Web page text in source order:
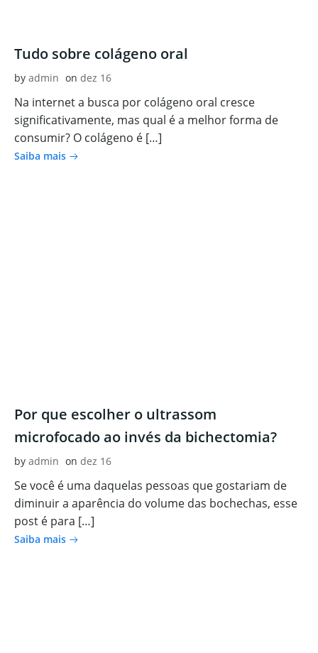
Tudo sobre colágeno oral
by admin on dez 16
Na internet a busca por colágeno oral cresce
significativamente, mas qual é a melhor forma de
consumir? O colágeno é […]
Saiba mais
Por que escolher o ultrassom
microfocado ao invés da bichectomia?
by admin on dez 16
Se você é uma daquelas pessoas que gostariam de
diminuir a aparência do volume das bochechas, esse
post é para […]
Saiba mais